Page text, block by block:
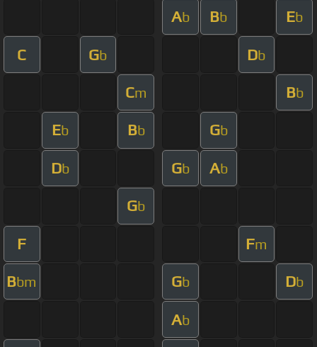
Ab Bb Eb
C Gb Db
Cm Bb
Eb Bb Gb
Db Gb Ab
Gb
F Fm
Bbm Gb Db
Ab